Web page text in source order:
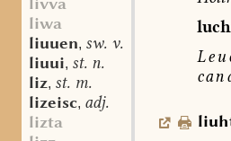
liwa
liuuen, sw. v.
liuui, st. n.
liz, st. m.
lizeisc, adj.
lizta